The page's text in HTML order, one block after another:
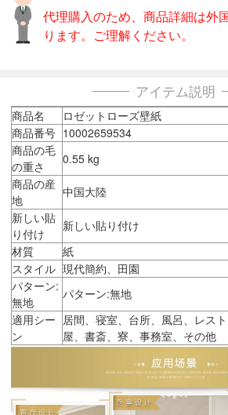
代理購入のため、商品詳細は外
ります。ご理解ください。
アイテム説明
商品名
ロゼットローズ壁紙
商品番号 10002659534
商品の毛
の重さ
0.55 kg
商品の産
地
中国大陸
新しい貼
り付け
新しい貼り付け
材質
紙
スタイル 現代簡約、田園
パターン:
無地
パターン:無地
適用シー
ン
居間、寝室、台所、風呂、レス
屋、書斎、寮、事務室、その他